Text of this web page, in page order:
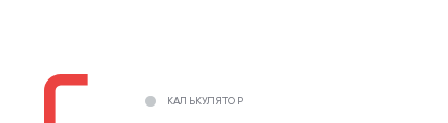
КАЛЬКУЛЯТОР